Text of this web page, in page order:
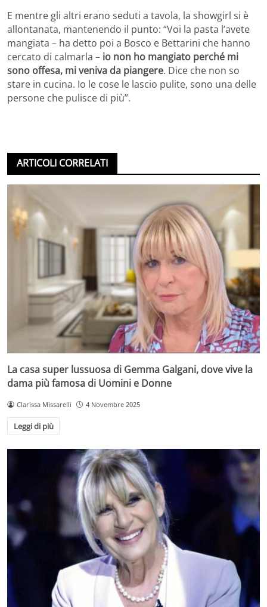
E mentre gli altri erano seduti a tavola, la showgirl si è
allontanata, mantenendo il punto: “Voi la pasta l’avete
mangiata – ha detto poi a Bosco e Bettarini che hanno
cercato di calmarla – io non ho mangiato perché mi
sono offesa, mi veniva da piangere. Dice che non so
stare in cucina. Io le cose le lascio pulite, sono una delle
persone che pulisce di più”.
ARTICOLI CORRELATI
La casa super lussuosa di Gemma Galgani, dove vive la
dama più famosa di Uomini e Donne
Clarissa Missarelli 4 Novembre 2025
Leggi di più